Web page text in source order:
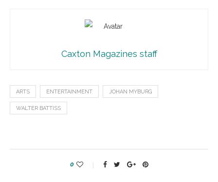
Caxton Magazines staff
ARTS ENTERTAINMENT JOHAN MYBURG
WALTER BATTISS
0